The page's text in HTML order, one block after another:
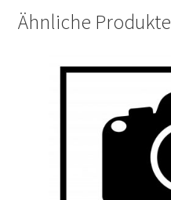
26"*36H*13G
Menge
Ähnliche Produkte